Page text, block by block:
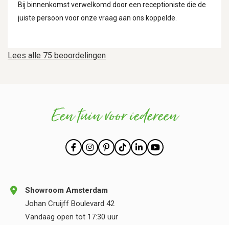
Lees alle 75 beoordelingen
Bij binnenkomst verwelkomd door een receptioniste die de
juiste persoon voor onze vraag aan ons koppelde.
Een tuin voor iedereen
Showroom Amsterdam
Johan Cruijff Boulevard 42
Vandaag open tot 17:30 uur